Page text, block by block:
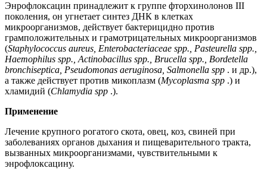
Энрофлоксацин принадлежит к группе фторхинолонов III
поколения, он угнетает синтез ДНК в клетках
микроорганизмов, действует бактерицидно против
грамположительных и грамотрицательных микроорганизмов
(Staphylococcus aureus, Enterobacteriaceae spp., Pasteurella spp.,
Haemophilus spp., Actinobacillus spp., Brucella spp., Bordetella
bronchiseptica, Pseudomonas aeruginosa, Salmonella spp . и др.),
a также действует против микоплазм (Mycoplasma spp .) и
хламидий (Chlamydia spp .).
Применение
Лечение крупного рогатого скота, овец, коз, свиней при
заболеваниях органов дыхания и пищеварительного тракта,
вызванных микроорганизмами, чувствительными к
энрофлоксацину.